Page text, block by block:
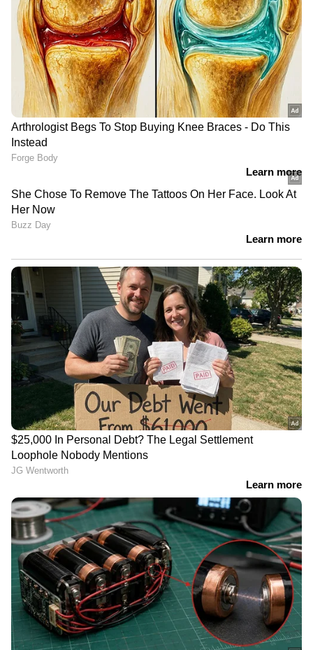
'അധികാരികളുടെ അഹങ്കാരവും
മണ്ടത്തരവും കൊണ്ടാണ്
കേരളത്തിൽ പ്രളയമുണ്ടായത്' |
Kerala Rains